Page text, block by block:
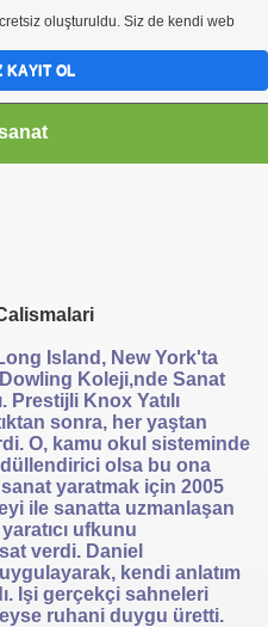
Island, New York'ta
Koleji,nde Sanat
Prestijli Knox Yatılı
sonra, her yaştan
O, kamu okul sisteminde
olsa bu ona
yaratmak için 2005
ile sanatta uzmanlaşan
ufkunu
verdi. Daniel
kendi anlatım
Işi gerçekçi sahneleri
ruhani duygu üretti.
oluşturuldu. Siz de kendi web
KAYIT OL